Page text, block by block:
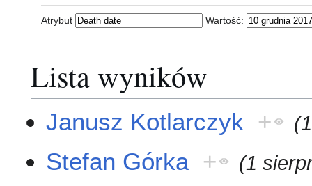
Atrybut Wartość:
Lista wyników
Janusz Kotlarczyk +
Stefan Górka + (1